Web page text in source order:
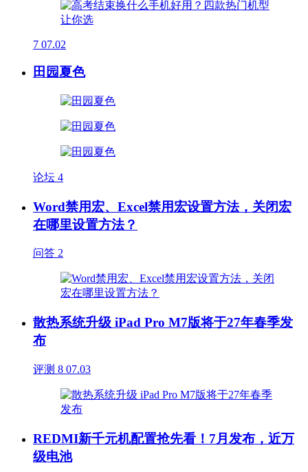
7 07.02
田园夏色
论坛 4
Word禁用宏、Excel禁用宏设置方法，关闭宏
在哪里设置方法？
问答 2
散热系统升级 iPad Pro M7版将于27年春季发
布
评测 8 07.03
REDMI新千元机配置抢先看！7月发布，近万
级电池